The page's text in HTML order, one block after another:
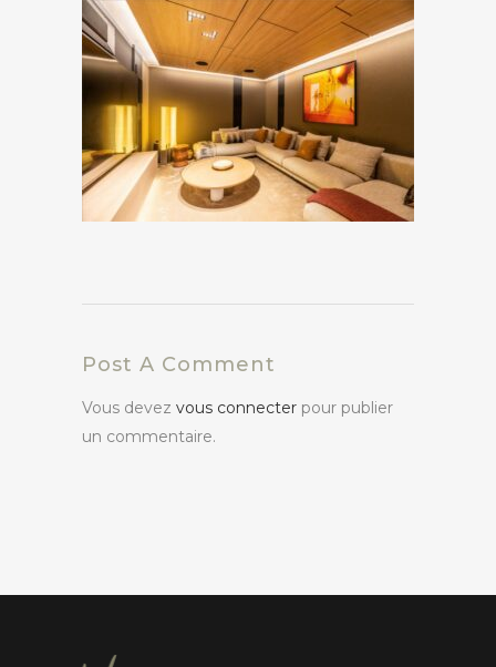
Post A Comment
Vous devez vous connecter pour publier
un commentaire.